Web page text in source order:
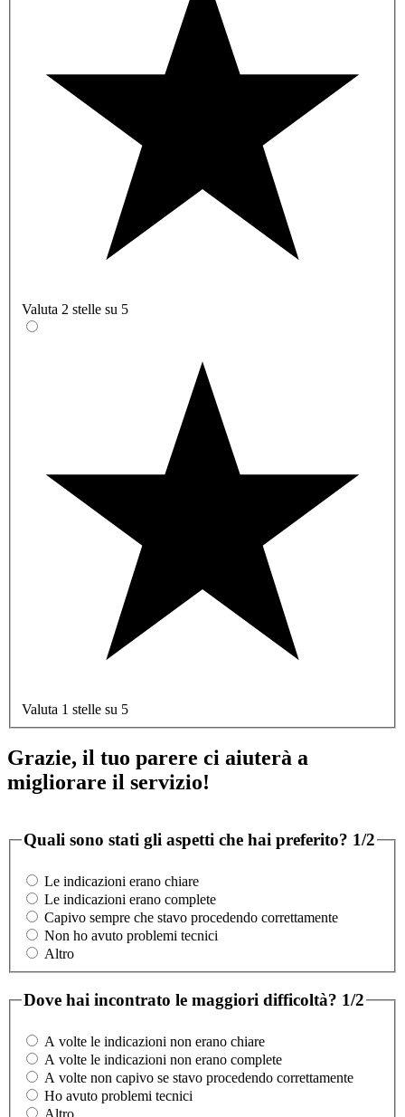
Valuta 2 stelle su 5
Valuta 1 stelle su 5
Grazie, il tuo parere ci aiuterà a
migliorare il servizio!
Quali sono stati gli aspetti che hai preferito? 1/2
Le indicazioni erano chiare
Le indicazioni erano complete
Capivo sempre che stavo procedendo correttamente
Non ho avuto problemi tecnici
Altro
Dove hai incontrato le maggiori difficoltà? 1/2
A volte le indicazioni non erano chiare
A volte le indicazioni non erano complete
A volte non capivo se stavo procedendo correttamente
Ho avuto problemi tecnici